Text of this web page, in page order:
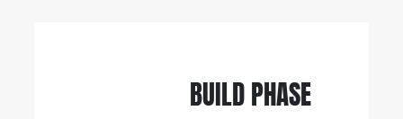
BUILD PHASE